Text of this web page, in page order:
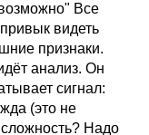
Все
видеть
признаки.
анализ. Он
сигнал:
(это не
Надо